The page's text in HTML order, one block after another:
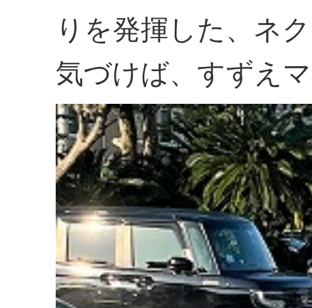
りを発揮した、ネ
気づけば、すずえ